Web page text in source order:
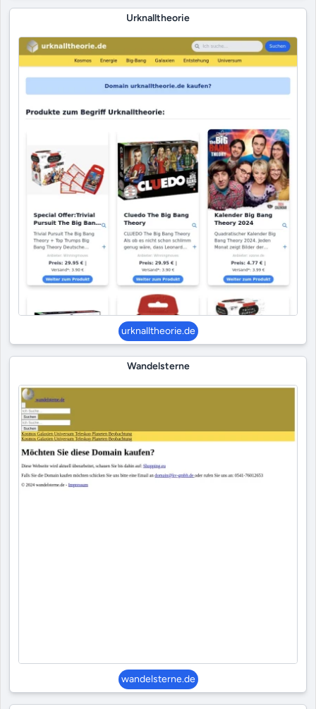
Urknalltheorie
urknalltheorie.de
Wandelsterne
wandelsterne.de